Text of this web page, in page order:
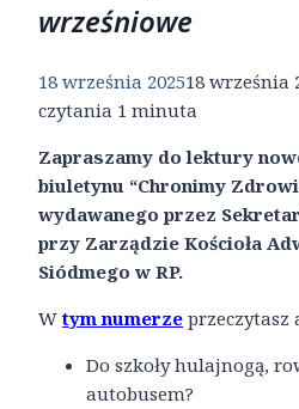
wrześniowe
18 września 202518 września
czytania 1 minuta
Zapraszamy do lektury
biuletynu “Chronimy
wydawanego przez
przy Zarządzie Kościoła
Siódmego w RP.
Wtym numerze przeczytasz
Do szkoły hulajnogą,
autobusem?